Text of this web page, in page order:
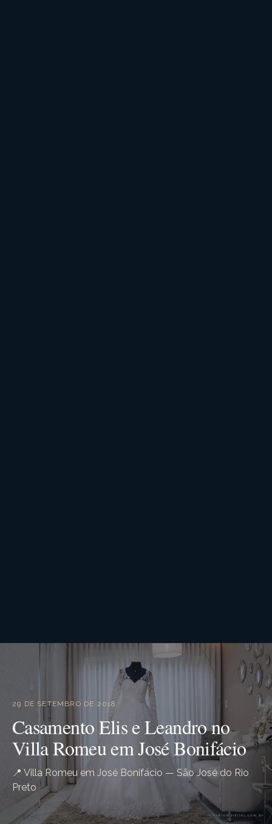
29 DE SETEMBRO DE 2018
Casamento Elis e Leandro no
Villa Romeu em José Bonifácio
📍 Villa Romeu em José Bonifácio — São José do Rio
Preto